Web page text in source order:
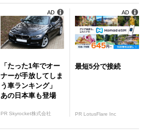
E 3」を発売
「たった1年でオー
ナーが手放してしま
う車ランキング」
あの日本車も登場
PR Skyrocket株式会社
AD
最短5分で接続
PR LotusFlare Inc
AD